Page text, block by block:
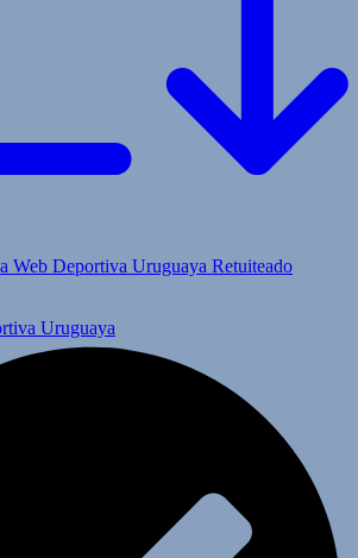
Web Deportiva Uruguaya Retuiteado
Uruguaya